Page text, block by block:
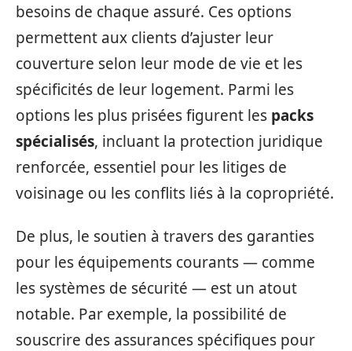
besoins de chaque assuré. Ces options
permettent aux clients d’ajuster leur
couverture selon leur mode de vie et les
spécificités de leur logement. Parmi les
options les plus prisées figurent les packs
spécialisés, incluant la protection juridique
renforcée, essentiel pour les litiges de
voisinage ou les conflits liés à la copropriété.
De plus, le soutien à travers des garanties
pour les équipements courants — comme
les systèmes de sécurité — est un atout
notable. Par exemple, la possibilité de
souscrire des assurances spécifiques pour